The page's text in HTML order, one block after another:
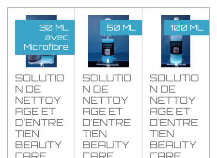
30 ML
avec
Microfibre
SOLUTIO
N DE
NETTOY
AGE ET
D'ENTRE
TIEN
BEAUTY
50 ML
SOLUTIO
N DE
NETTOY
AGE ET
D'ENTRE
TIEN
BEAUTY
100 ML
SOLUTIO
N DE
NETTOY
AGE ET
D'ENTRE
TIEN
BEAUTY